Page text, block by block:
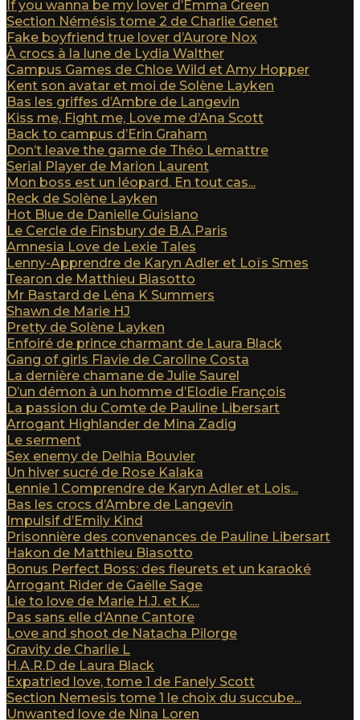
If you wanna be my lover d’Emma Green
Section Némésis tome 2 de Charlie Genet
Fake boyfriend true lover d’Aurore Nox
À crocs à la lune de Lydia Walther
Campus Games de Chloe Wild et Amy Hopper
Kent son avatar et moi de Solène Layken
Bas les griffes d’Ambre de Langevin
Kiss me, Fight me, Love me d’Ana Scott
Back to campus d’Erin Graham
Don’t leave the game de Théo Lemattre
Serial Player de Marion Laurent
Mon boss est un léopard. En tout cas...
Reck de Solène Layken
Hot Blue de Danielle Guisiano
Le Cercle de Finsbury de B.A.Paris
Amnesia Love de Lexie Tales
Lenny-Apprendre de Karyn Adler et Loïs Smes
Tearon de Matthieu Biasotto
Mr Bastard de Léna K Summers
Shawn de Marie HJ
Pretty de Solène Layken
Enfoiré de prince charmant de Laura Black
Gang of girls Flavie de Caroline Costa
La dernière chamane de Julie Saurel
D’un démon à un homme d’Elodie François
La passion du Comte de Pauline Libersart
Arrogant Highlander de Mina Zadig
Le serment
Sex enemy de Delhia Bouvier
Un hiver sucré de Rose Kalaka
Lennie 1 Comprendre de Karyn Adler et Lois...
Bas les crocs d’Ambre de Langevin
Impulsif d’Emily Kind
Prisonnière des convenances de Pauline Libersart
Hakon de Matthieu Biasotto
Bonus Perfect Boss: des fleurets et un karaoké
Arrogant Rider de Gaëlle Sage
Lie to love de Marie H.J. et K....
Pas sans elle d’Anne Cantore
Love and shoot de Natacha Pilorge
Gravity de Charlie L
H.A.R.D de Laura Black
Expatried love, tome 1 de Fanely Scott
Section Nemesis tome 1 le choix du succube...
Unwanted love de Nina Loren